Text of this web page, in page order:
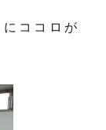
ココロが